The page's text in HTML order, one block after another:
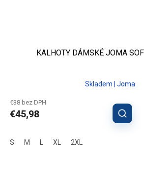
KALHOTY DÁMSKÉ JOMA
Skladem | Joma
€38 bez DPH
€45,98
S M XL 2XL